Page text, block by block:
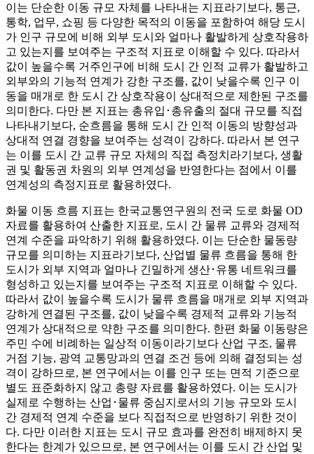
이는 단순한 이동 규모 자체를 나타내는 지표라기보다, 통근,
통학, 업무, 쇼핑 등 다양한 목적의 이동을 포함하여 해당 도시
가 인구 규모에 비해 외부 도시와 얼마나 활발하게 상호작용하
고 있는지를 보여주는 구조적 지표로 이해할 수 있다. 따라서
값이 높을수록 거주인구에 비해 도시 간 인적 교류가 활발하고
외부와의 기능적 연계가 강한 구조를, 값이 낮을수록 인구 이
동을 매개로 한 도시 간 상호작용이 상대적으로 제한된 구조를
의미한다. 다만 본 지표는 총유입･총유출의 절대 규모를 직접
나타내기보다, 순흐름을 통해 도시 간 인적 이동의 방향성과
상대적 연결 경향을 보여주는 성격이 강하다. 따라서 본 연구
는 이를 도시 간 교류 규모 자체의 직접 측정치라기보다, 생활
권 및 활동권 차원의 외부 연계성을 반영한다는 점에서 이를
연계성의 측정지표로 활용하였다.
화물 이동 흐름 지표는 한국교통연구원의 전국 도로 화물 OD
자료를 활용하여 산출한 지표로, 도시 간 물류 교류와 경제적
연계 수준을 파악하기 위해 활용하였다. 이는 단순한 물동량
규모를 의미하는 지표라기보다, 산업별 물류 흐름을 통해 한
도시가 외부 지역과 얼마나 긴밀하게 생산･유통 네트워크를
형성하고 있는지를 보여주는 구조적 지표로 이해할 수 있다.
따라서 값이 높을수록 도시가 물류 흐름을 매개로 외부 지역과
강하게 연결된 구조를, 값이 낮을수록 경제적 교류와 기능적
연계가 상대적으로 약한 구조를 의미한다. 한편 화물 이동량은
주민 수에 비례하는 일상적 이동이라기보다 산업 구조, 물류
거점 기능, 광역 교통망과의 연결 조건 등에 의해 결정되는 성
격이 강하므로, 본 연구에서는 이를 인구 또는 면적 기준으로
별도 표준화하지 않고 총량 자료를 활용하였다. 이는 도시가
실제로 수행하는 산업･물류 중심지로서의 기능 규모와 도시
간 경제적 연계 수준을 보다 직접적으로 반영하기 위한 것이
다. 다만 이러한 지표는 도시 규모 효과를 완전히 배제하지 못
한다는 한계가 있으므로, 본 연구에서는 이를 도시 간 산업 및